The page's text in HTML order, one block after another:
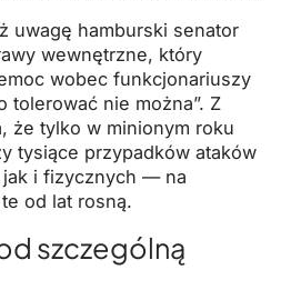
uwagę hamburski senator
wewnętrzne, który
wobec funkcjonariuszy
tolerować nie można”. Z
że tylko w minionym roku
tysiące przypadków ataków
i fizycznych — na
od lat rosną.
szczególną